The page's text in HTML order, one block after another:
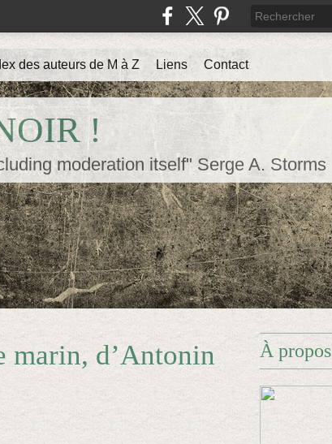
!
moderation itself" Serge A. Storms
des auteurs de M à Z Liens Contact
marin, d’Antonin
À propos